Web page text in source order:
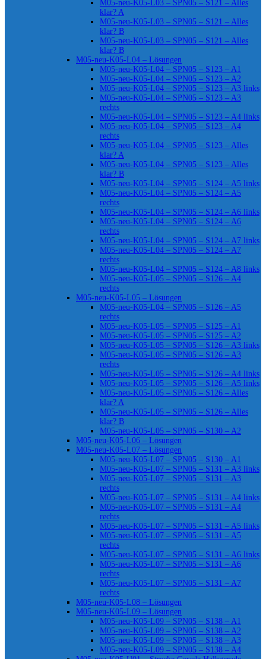
M05-neu-K05-L03 – SPN05 – S121 – Alles
klar? A
M05-neu-K05-L03 – SPN05 – S121 – Alles
klar? B
M05-neu-K05-L03 – SPN05 – S121 – Alles
klar? B
M05-neu-K05-L04 – Lösungen
M05-neu-K05-L04 – SPN05 – S123 – A1
M05-neu-K05-L04 – SPN05 – S123 – A2
M05-neu-K05-L04 – SPN05 – S123 – A3 links
M05-neu-K05-L04 – SPN05 – S123 – A3
rechts
M05-neu-K05-L04 – SPN05 – S123 – A4 links
M05-neu-K05-L04 – SPN05 – S123 – A4
rechts
M05-neu-K05-L04 – SPN05 – S123 – Alles
klar? A
M05-neu-K05-L04 – SPN05 – S123 – Alles
klar? B
M05-neu-K05-L04 – SPN05 – S124 – A5 links
M05-neu-K05-L04 – SPN05 – S124 – A5
rechts
M05-neu-K05-L04 – SPN05 – S124 – A6 links
M05-neu-K05-L04 – SPN05 – S124 – A6
rechts
M05-neu-K05-L04 – SPN05 – S124 – A7 links
M05-neu-K05-L04 – SPN05 – S124 – A7
rechts
M05-neu-K05-L04 – SPN05 – S124 – A8 links
M05-neu-K05-L05 – SPN05 – S126 – A4
rechts
M05-neu-K05-L05 – Lösungen
M05-neu-K05-L04 – SPN05 – S126 – A5
rechts
M05-neu-K05-L05 – SPN05 – S125 – A1
M05-neu-K05-L05 – SPN05 – S125 – A2
M05-neu-K05-L05 – SPN05 – S126 – A3 links
M05-neu-K05-L05 – SPN05 – S126 – A3
rechts
M05-neu-K05-L05 – SPN05 – S126 – A4 links
M05-neu-K05-L05 – SPN05 – S126 – A5 links
M05-neu-K05-L05 – SPN05 – S126 – Alles
klar? A
M05-neu-K05-L05 – SPN05 – S126 – Alles
klar? B
M05-neu-K05-L05 – SPN05 – S130 – A2
M05-neu-K05-L06 – Lösungen
M05-neu-K05-L07 – Lösungen
M05-neu-K05-L07 – SPN05 – S130 – A1
M05-neu-K05-L07 – SPN05 – S131 – A3 links
M05-neu-K05-L07 – SPN05 – S131 – A3
rechts
M05-neu-K05-L07 – SPN05 – S131 – A4 links
M05-neu-K05-L07 – SPN05 – S131 – A4
rechts
M05-neu-K05-L07 – SPN05 – S131 – A5 links
M05-neu-K05-L07 – SPN05 – S131 – A5
rechts
M05-neu-K05-L07 – SPN05 – S131 – A6 links
M05-neu-K05-L07 – SPN05 – S131 – A6
rechts
M05-neu-K05-L07 – SPN05 – S131 – A7
rechts
M05-neu-K05-L08 – Lösungen
M05-neu-K05-L09 – Lösungen
M05-neu-K05-L09 – SPN05 – S138 – A1
M05-neu-K05-L09 – SPN05 – S138 – A2
M05-neu-K05-L09 – SPN05 – S138 – A3
M05-neu-K05-L09 – SPN05 – S138 – A4